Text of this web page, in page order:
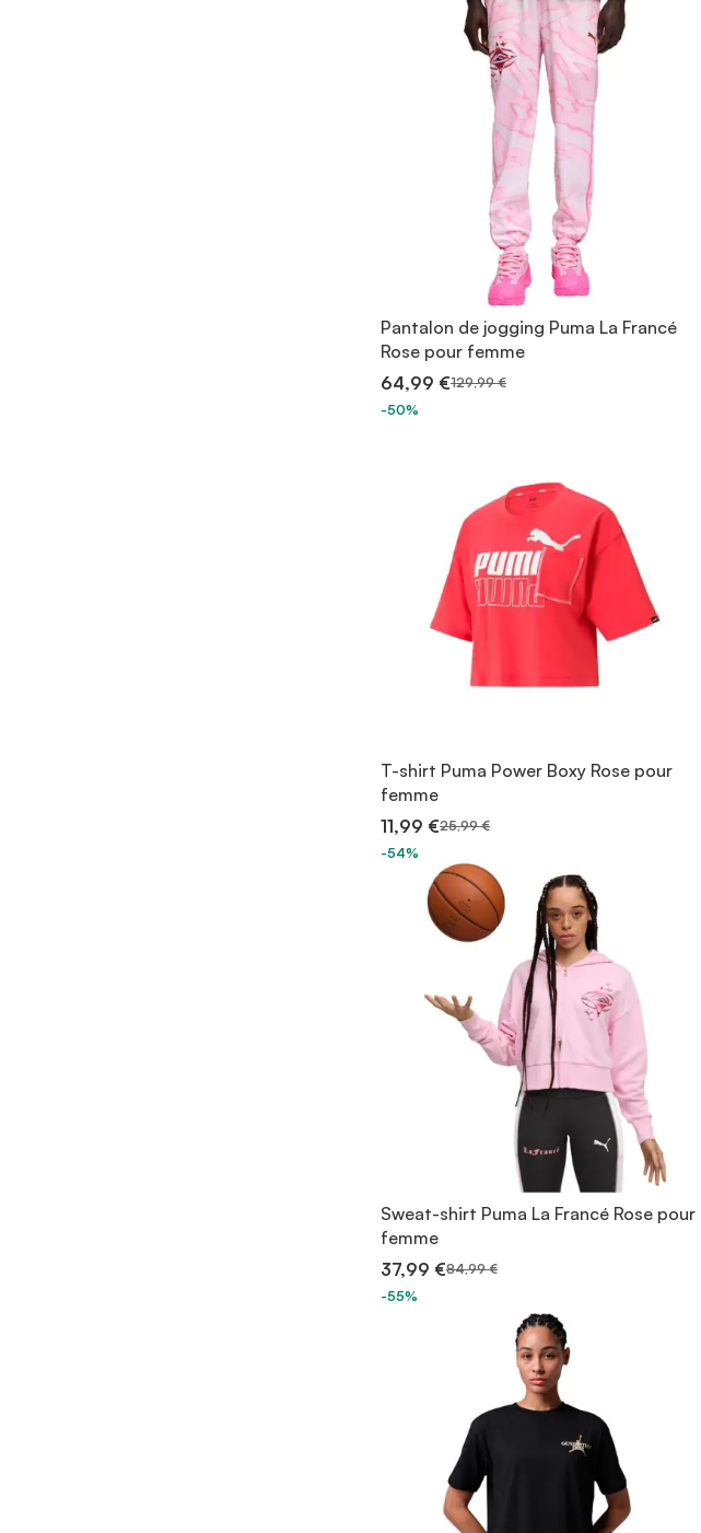
Pantalon de jogging Puma La Francé
Rose pour femme
64,99 €129,99 €
-50%
T-shirt Puma Power Boxy Rose pour
femme
11,99 €25,99 €
-54%
Sweat-shirt Puma La Francé Rose pour
femme
37,99 €84,99 €
-55%